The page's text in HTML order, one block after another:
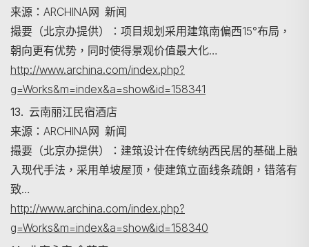
来源：ARCHINA网 新闻
撮要（北京办提供）：项目规划采用建筑南偏西15°布局，
朝向更有优势，同时使得景观价值最大化…
http://www.archina.com/index.php?
g=Works&m=index&a=show&id=158341
13. 云南丽江民宿酒店
来源：ARCHINA网 新闻
撮要（北京办提供）：建筑设计在传统纳西民居的基础上融
入现代手法，采用单坡屋顶，使建筑立面线条疏朗，错落有
致…
http://www.archina.com/index.php?
g=Works&m=index&a=show&id=158340